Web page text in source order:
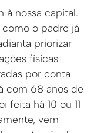
à nossa capital.
o padre já
priorizar
físicas
por conta
com 68 anos de
feita há 10 ou 11
vem